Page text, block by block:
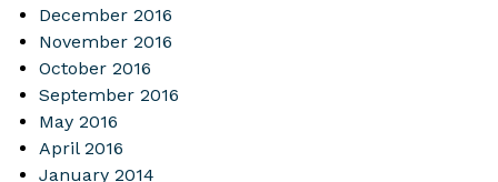
December 2016
November 2016
October 2016
September 2016
May 2016
April 2016
January 2014